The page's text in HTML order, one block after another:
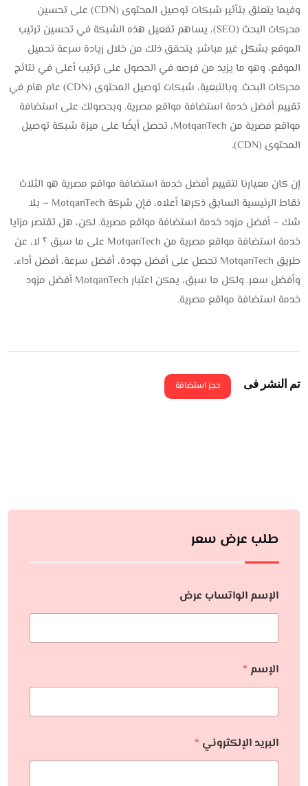
وفيما يتعلق بتأثير شبكات توصيل المحتوى (CDN) على تحسين
محركات البحث (SEO)، يساهم تفعيل هذه الشبكة في تحسين ترتيب
الموقع بشكل غير مباشر. يتحقق ذلك من خلال زيادة سرعة تحميل
الموقع، وهو ما يزيد من فرصه في الحصول على ترتيب أعلى في نتائج
محركات البحث. وبالتبعية، شبكات توصيل المحتوى (CDN) عام هام في
تقييم أفضل خدمة استضافة مواقع مصرية. وبحصولك على استضافة
مواقع مصرية من MotqanTech، تحصل أيضًا على ميزة شبكة توصيل
المحتوى (CDN).
إن كان معيارنا لتقييم أفضل خدمة استضافة مواقع مصرية هو الثلاث
نقاط الرئيسية السابق ذكرها أعلاه، فإن شركة MotqanTech – بلا
شك – أفضل مزود خدمة استضافة مواقع مصرية. لكن، هل تقتصر مزايا
خدمة استضافة مواقع مصرية من MotqanTech على ما سبق ؟ لا، عن
طريق MotqanTech تحصل على أفضل جودة، أفضل سرعة، أفضل أداء،
وأفضل سعر. ولكل ما سبق، يمكن اعتبار MotqanTech أفضل مزود
خدمة استضافة مواقع مصرية.
تم النشر فى حجز استضافة
طلب عرض سعر
الإسم الواتساب عرض
الإسم *
البريد الإلكتروني *